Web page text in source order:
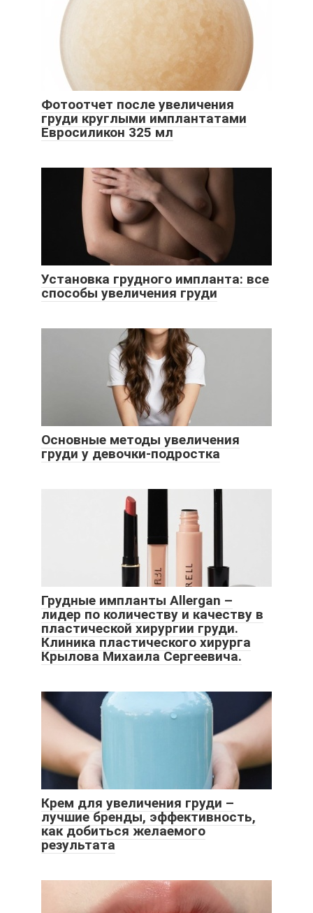
Фотоотчет после увеличения
груди круглыми имплантатами
Евросиликон 325 мл
Установка грудного импланта: все
способы увеличения груди
Основные методы увеличения
груди у девочки-подростка
Грудные импланты Allergan –
лидер по количеству и качеству в
пластической хирургии груди.
Клиника пластического хирурга
Крылова Михаила Сергеевича.
Крем для увеличения груди –
лучшие бренды, эффективность,
как добиться желаемого
результата